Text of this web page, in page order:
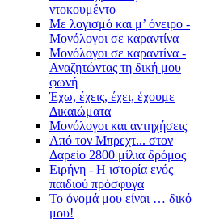
ντοκουμέντο
Με λογισμό και μ’ όνειρο -
Μονόλογοι σε καραντίνα
Μονόλογοι σε καραντίνα -
Αναζητώντας τη δική μου
φωνή
Έχω, έχεις, έχει, έχουμε
Δικαιώματα
Μονόλογοι και αντηχήσεις
Από τον Μπρεχτ... στον
Δαρείο 2800 μίλια δρόμος
Ειρήνη - Η ιστορία ενός
παιδιού πρόσφυγα
Το όνομά μου είναι … δικό
μου!